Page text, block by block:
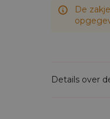
De
Details over